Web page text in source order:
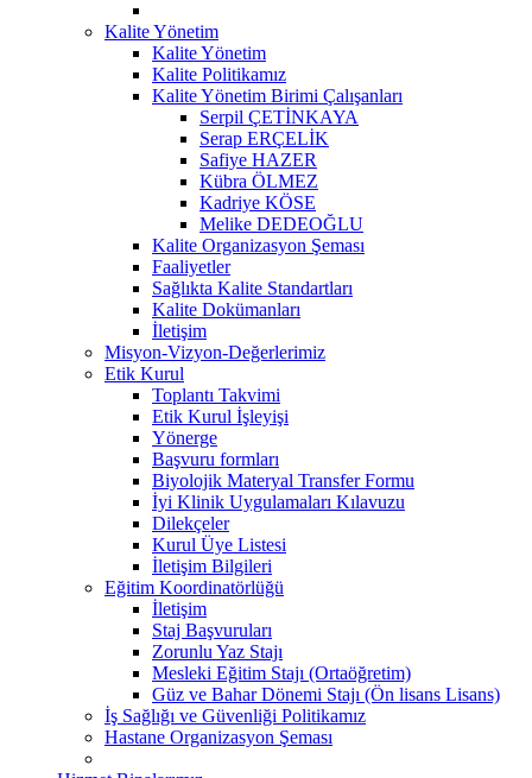
Kalite Yönetim
Kalite Yönetim
Kalite Politikamız
Kalite Yönetim Birimi Çalışanları
Serpil ÇETİNKAYA
Serap ERÇELİK
Safiye HAZER
Kübra ÖLMEZ
Kadriye KÖSE
Melike DEDEOĞLU
Kalite Organizasyon Şeması
Faaliyetler
Sağlıkta Kalite Standartları
Kalite Dokümanları
İletişim
Misyon-Vizyon-Değerlerimiz
Etik Kurul
Toplantı Takvimi
Etik Kurul İşleyişi
Yönerge
Başvuru formları
Biyolojik Materyal Transfer Formu
İyi Klinik Uygulamaları Kılavuzu
Dilekçeler
Kurul Üye Listesi
İletişim Bilgileri
Eğitim Koordinatörlüğü
İletişim
Staj Başvuruları
Zorunlu Yaz Stajı
Mesleki Eğitim Stajı (Ortaöğretim)
Güz ve Bahar Dönemi Stajı (Ön lisans Lisans)
İş Sağlığı ve Güvenliği Politikamız
Hastane Organizasyon Şeması